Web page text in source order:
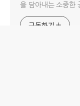
을 담아내는 소중한
구독하기